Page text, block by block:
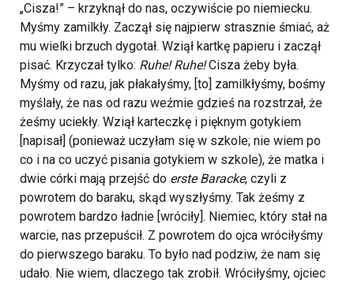
„Cisza!” – krzyknął do nas, oczywiście po niemiecku.
Myśmy zamilkły. Zaczął się najpierw strasznie śmiać, aż
mu wielki brzuch dygotał. Wziął kartkę papieru i zaczął
pisać. Krzyczał tylko: Ruhe! Ruhe!Cisza żeby była.
Myśmy od razu, jak płakałyśmy, [to] zamilkłyśmy, bośmy
myślały, że nas od razu weźmie gdzieś na rozstrzał, że
żeśmy uciekły. Wziął karteczkę i pięknym gotykiem
[napisał] (ponieważ uczyłam się w szkole; nie wiem po
co i na co uczyć pisania gotykiem w szkole), że matka i
dwie córki mają przejść do erste Baracke, czyli z
powrotem do baraku, skąd wyszłyśmy. Tak żeśmy z
powrotem bardzo ładnie [wróciły]. Niemiec, który stał na
warcie, nas przepuścił. Z powrotem do ojca wróciłyśmy
do pierwszego baraku. To było nad podziw, że nam się
udało. Nie wiem, dlaczego tak zrobił. Wróciłyśmy, ojciec